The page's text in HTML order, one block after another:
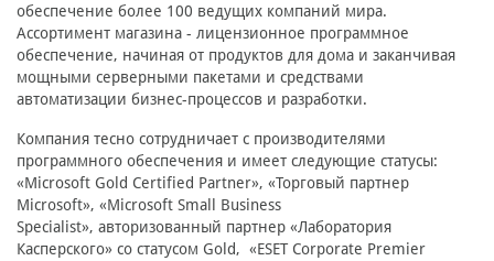
обеспечение более 100 ведущих компаний мира.
Ассортимент магазина - лицензионное программное
обеспечение, начиная от продуктов для дома и заканчивая
мощными серверными пакетами и средствами
автоматизации бизнес-процессов и разработки.
Компания тесно сотрудничает с производителями
программного обеспечения и имеет следующие статусы:
«Microsoft Gold Certified Partner», «Торговый партнер
Microsoft», «Microsoft Small Business
Specialist», авторизованный партнер «Лаборатория
Касперского» со статусом Gold, «ESET Corporate Premier